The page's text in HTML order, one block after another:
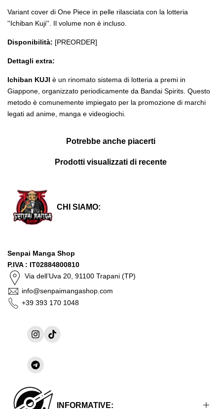
Variant cover di One Piece in pelle rilasciata con la lotteria
''Ichiban Kuji''. Il volume non è incluso.
Disponibilità: [PREORDER]
Dettagli extra:
Ichiban KUJI è un rinomato sistema di lotteria a premi in
Giappone, organizzato periodicamente da Bandai Spirits. Questo
metodo è comunemente impiegato per la promozione di marchi
legati ad anime, manga e videogiochi.
Potrebbe anche piacerti
Prodotti visualizzati di recente
CHI SIAMO:
Senpai Manga Shop
P.IVA : IT02884800810
Via dell’Uva 20, 91100 Trapani (TP)
info@senpaimangashop.com
+39 393 170 1048
Instagram
TikTok
Condividi
su
INFORMATIVE: